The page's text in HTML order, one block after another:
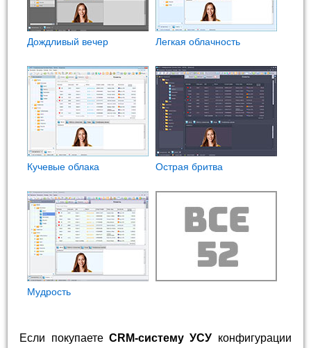
Дождливый вечер Легкая облачность
Кучевые облака Острая бритва
Мудрость
Если покупаете CRM-систему УСУ конфигурации